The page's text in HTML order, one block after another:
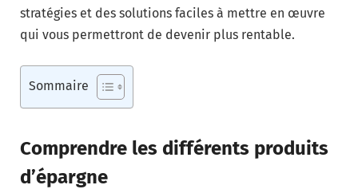
stratégies et des solutions faciles à mettre en œuvre
qui vous permettront de devenir plus rentable.
Sommaire
Comprendre les différents produits
d’épargne